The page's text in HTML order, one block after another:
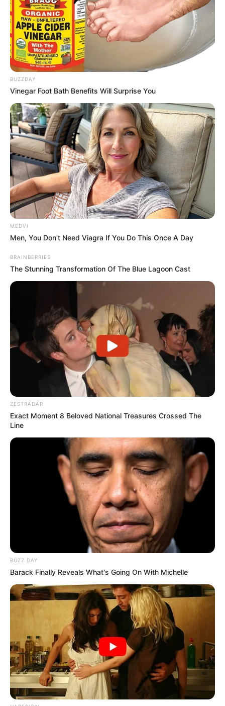
BUZZDAY
Vinegar Foot Bath Benefits Will Surprise You
MEDVI
Men, You Don't Need Viagra If You Do This Once A Day
BRAINBERRIES
The Stunning Transformation Of The Blue Lagoon Cast
ZESTRADAR
Exact Moment 8 Beloved National Treasures Crossed The
Line
BUZZ DAY
Barack Finally Reveals What's Going On With Michelle